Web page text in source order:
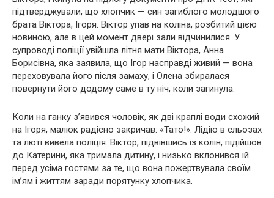
підтверджували, що хлопчик — син загиблого молодшого
брата Віктора, Ігоря. Віктор упав на коліна, розбитий цією
новиною, але в цей момент двері зали відчинилися. У
супроводі поліції увійшла літня мати Віктора, Анна
Борисівна, яка заявила, що Ігор насправді живий — вона
переховувала його після замаху, і Олена збиралася
повернути його додому саме в ту ніч, коли загинула.
Коли на ганку з’явився чоловік, як дві краплі води схожий
на Ігоря, малюк радісно закричав: «Тато!». Лідію в сльозах
та люті вивела поліція. Віктор, підвівшись із колін, підійшов
до Катерини, яка тримала дитину, і низько вклонився їй
перед усіма гостями за те, що вона пожертвувала своїм
ім’ям і життям заради порятунку хлопчика.